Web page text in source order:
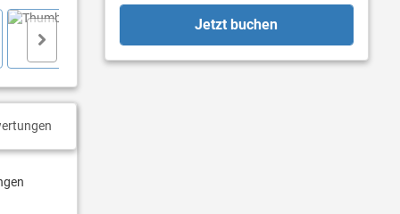
Jetzt buchen